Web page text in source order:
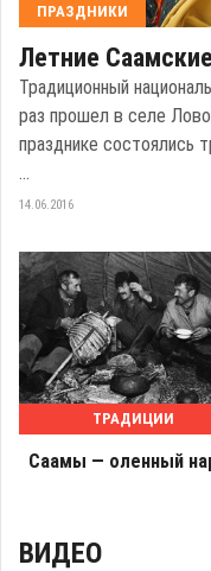
ПРАЗДНИКИ
Летние
Традиционный
раз прошел в селе
празднике состоялись
...
14.06.2016
ТРАДИЦИИ
Саамы — оленный
ВИДЕО